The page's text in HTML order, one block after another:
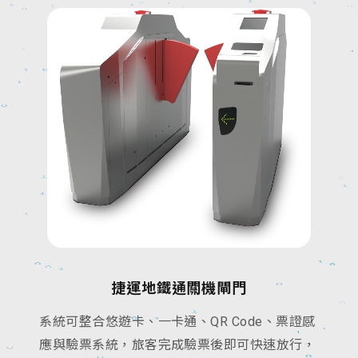
捷運地鐵通關機閘門
系統可整合悠遊卡、一卡通、QR Code、票證感
應與驗票系統，旅客完成驗票後即可快速放行，